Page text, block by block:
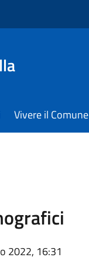
Vivere il Comune
2022, 16:31